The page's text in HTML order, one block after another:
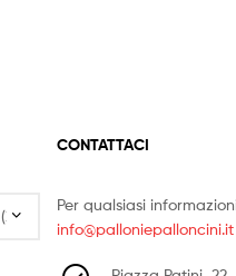
CONTATTACI
Per qualsiasi
info@palloniepalloncini.it